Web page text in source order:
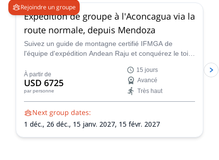
Rejoindre un groupe
Expédition de groupe à l'Aconcagua via la
route normale, depuis Mendoza
Suivez un guide de montagne certifié IFMGA de
l'équipe d'expédition Andean Raju et conquérez le toit
l'Aconcagua depuis Mendoza.
À partir de
USD 6725
par personne
15 jours
Avancé
Très haut
Next group dates:
1 déc., 26 déc., 15 janv. 2027, 15 févr. 2027